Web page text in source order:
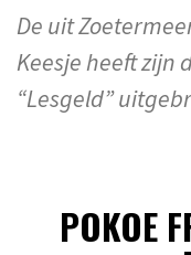
De uit
Keesje heeft zijn
“Lesgeld”
POKOE